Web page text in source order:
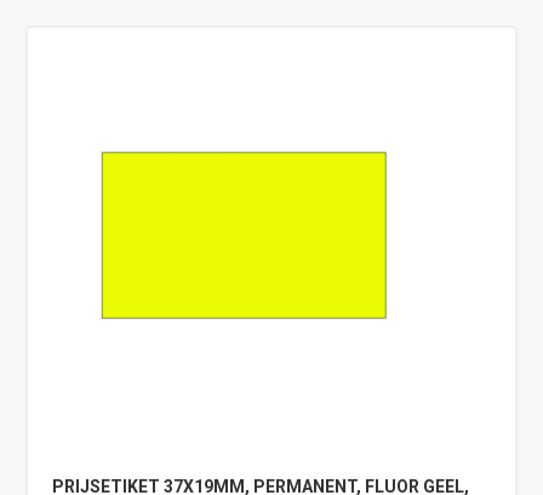
PRIJSETIKET 37X19MM, PERMANENT, FLUOR GEEL,